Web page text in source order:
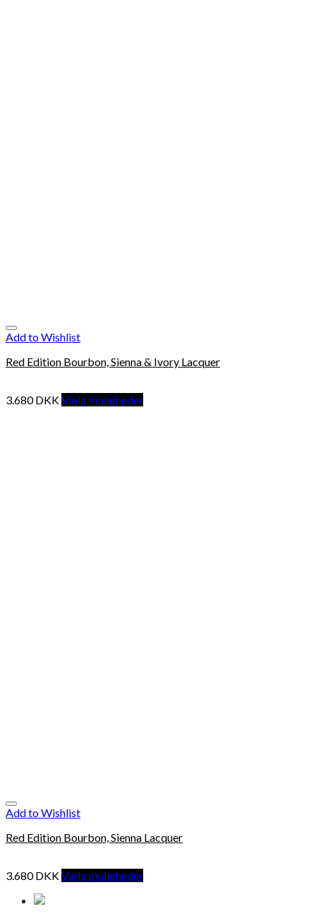
Add to Wishlist
Red Edition Bourbon, Sienna & Ivory Lacquer
3.680DKKVælg muligheder
Add to Wishlist
Red Edition Bourbon, Sienna Lacquer
3.680DKKVælg muligheder